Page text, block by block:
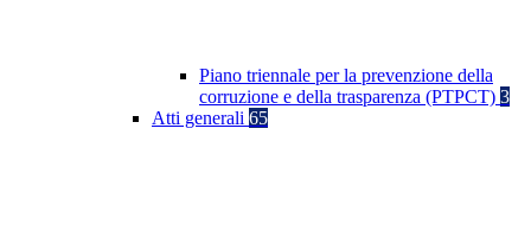
Piano triennale per la prevenzione della
corruzione e della trasparenza (PTPCT) 3
Atti generali 65